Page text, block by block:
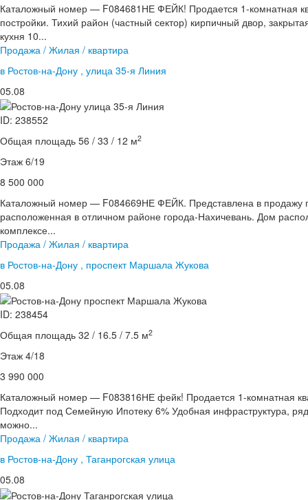
Каталожный номер — F084681НЕ ФЕЙК! Продается 1-комнатная
постройки. Тихий район (частный сектор) кирпичный двор,
кухня 10...
Продажа / Жилая / квартира
в Ростов-на-Дону , улица 35-я Линия
05.08
ID: 238552
Общая площадь 56 / 33 / 12 м2
Этаж 6/19
8 500 000
Каталожный номер — F084669НЕ ФЕЙК. Представлена в продажу
расположенная в отличном районе города-Нахичевань. Дом
комплексе...
Продажа / Жилая / квартира
в Ростов-на-Дону , проспект Маршала Жукова
05.08
ID: 238454
Общая площадь 32 / 16.5 / 7.5 м2
Этаж 4/18
3 990 000
Каталожный номер — F083816НЕ фейк! Продается 1-комнатная
Подходит под Семейную Ипотеку 6% Удобная инфраструктура,
можно...
Продажа / Жилая / квартира
в Ростов-на-Дону , Таганрогская улица
05.08